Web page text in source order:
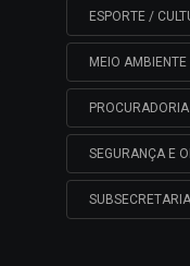
ESPORTE /
MEIO AMBIENTE
PROCURADORIA
SEGURANÇA E